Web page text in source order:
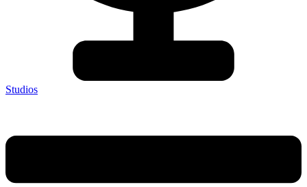
Studios